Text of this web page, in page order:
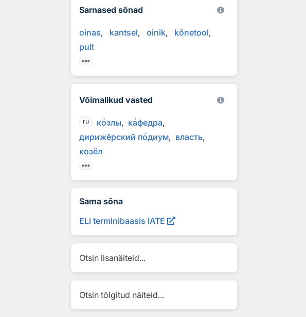
Sarnased sõnad
oinas kantsel oinik
kõnetool
pult
Võimalikud vasted
ru козлы кафедра
дирижёрский подиум
власть
козёл
Sama sõna
ELi terminibaasis IATE
Otsin lisanäiteid...
Otsin tõlgitud näiteid...